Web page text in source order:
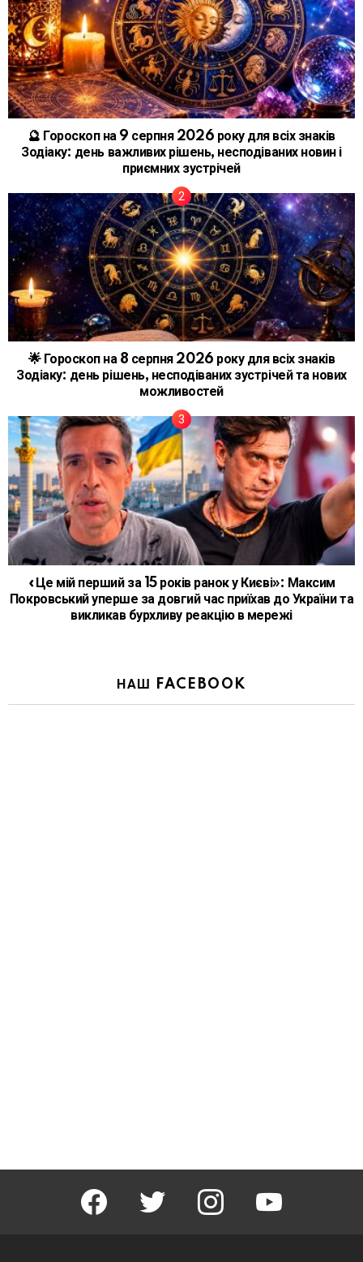
🔮 Гороскоп на 9 серпня 2026 року для всіх знаків
Зодіаку: день важливих рішень, несподіваних новин і
приємних зустрічей
🌟 Гороскоп на 8 серпня 2026 року для всіх знаків
Зодіаку: день рішень, несподіваних зустрічей та нових
можливостей
«Це мій перший за 15 років ранок у Києві»: Максим
Покровський уперше за довгий час приїхав до України та
викликав бурхливу реакцію в мережі
НАШ FACEBOOK
facebook twitter instagram